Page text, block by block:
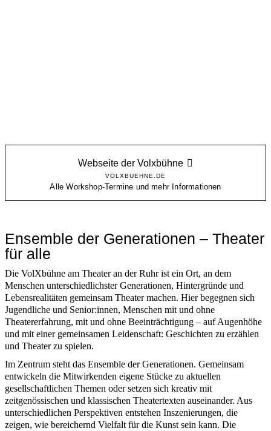
Webseite der Volxbühne
VOLXBUEHNE.DE
Alle Workshop-Termine und mehr Informationen
Ensemble der Generationen – Theater
für alle
Die VolXbühne am Theater an der Ruhr ist ein Ort, an dem
Menschen unterschiedlichster Generationen, Hintergründe und
Lebensrealitäten gemeinsam Theater machen. Hier begegnen sich
Jugendliche und Senior:innen, Menschen mit und ohne
Theatererfahrung, mit und ohne Beeinträchtigung – auf Augenhöhe
und mit einer gemeinsamen Leidenschaft: Geschichten zu erzählen
und Theater zu spielen.
Im Zentrum steht das Ensemble der Generationen. Gemeinsam
entwickeln die Mitwirkenden eigene Stücke zu aktuellen
gesellschaftlichen Themen oder setzen sich kreativ mit
zeitgenössischen und klassischen Theatertexten auseinander. Aus
unterschiedlichen Perspektiven entstehen Inszenierungen, die
zeigen, wie bereichernd Vielfalt für die Kunst sein kann. Die